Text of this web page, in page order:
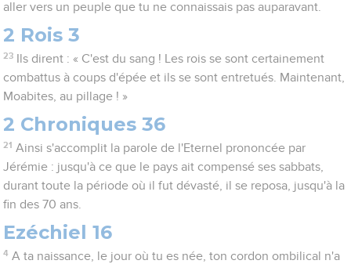
aller vers un peuple que tu ne connaissais pas auparavant.
2 Rois 3
23
Ils dirent : « C'est du sang ! Les rois se sont certainement
combattus à coups d'épée et ils se sont entretués. Maintenant,
Moabites, au pillage ! »
2 Chroniques 36
21 Ainsi s'accomplit la parole de l'Eternel prononcée par
Jérémie : jusqu'à ce que le pays ait compensé ses sabbats,
durant toute la période où il fut dévasté, il se reposa, jusqu'à la
fin des 70 ans.
Ezéchiel 16
4 A ta naissance, le jour où tu es née, ton cordon ombilical n'a